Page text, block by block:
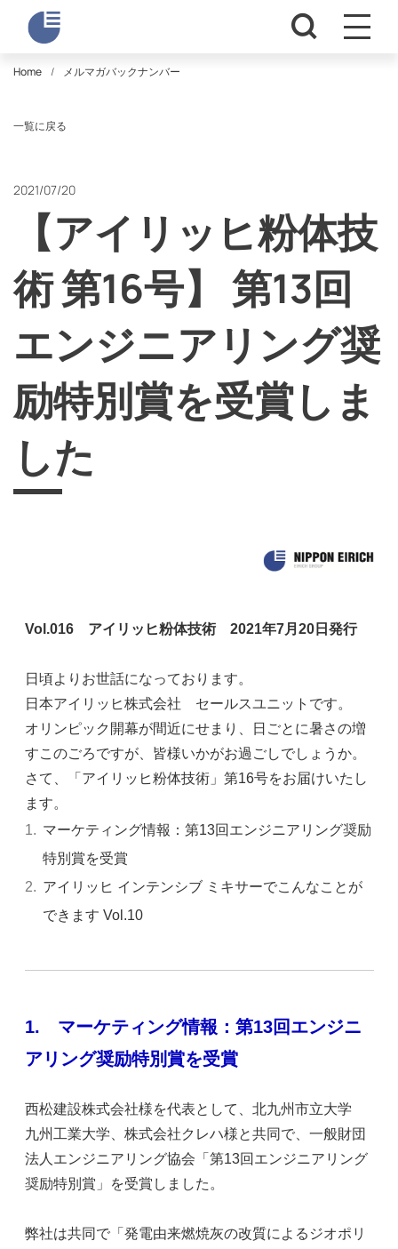
Home メルマガバックナンバー
一覧に戻る
2021/07/20
【アイリッヒ粉体技
術 第16号】 第13回
エンジニアリング奨
励特別賞を受賞しま
した
Vol.016 アイリッヒ粉体技術 2021年7月20日発行
日頃より お世話になっております。
日本アイリッヒ株式会社 セールスユニットです。
オリンピック開幕が間近にせまり、日ごとに暑さの増
すこのごろですが、皆様いかがお過ごしでしょうか。
さて、「アイリッヒ粉体技術」第16号をお届けいたし
ます。
マーケティング情報：第13回エンジニアリング奨励
特別賞を受賞
アイリッヒ インテンシブ ミキサーでこんなことが
できます Vol.10
1.
マーケティング情報：第13回エンジニ
アリング奨励特別賞を受賞
西松建設株式会社様を代表として、北九州市立大学
九州工業大学、株式会社クレハ様と共同で、一般財団
法人エンジニアリング協会「第13回エンジニアリング
奨励特別賞」を受賞しました。
弊社は共同で「発電由来燃焼灰の改質によるジオポリ